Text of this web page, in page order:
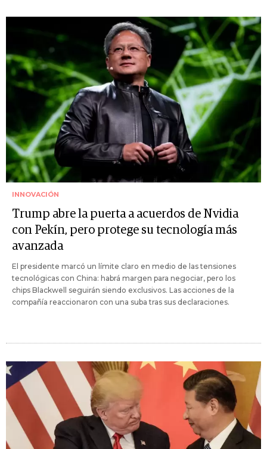
INNOVACIÓN
Trump abre la puerta a acuerdos de Nvidia
con Pekín, pero protege su tecnología más
avanzada
El presidente marcó un límite claro en medio de las tensiones
tecnológicas con China: habrá margen para negociar, pero los
chips Blackwell seguirán siendo exclusivos. Las acciones de la
compañía reaccionaron con una suba tras sus declaraciones.